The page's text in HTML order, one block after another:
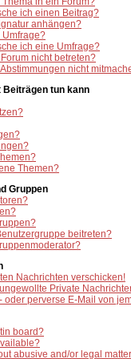
ich einen Beitrag?
anhängen?
Umfrage?
ich eine Umfrage?
nicht betreten?
nicht
Beiträgen tun kann
Themen?
Gruppen
beitreten?
Nachrichten verschicken!
Private
oder perverse E-Mail von
board?
abusive and/or legal